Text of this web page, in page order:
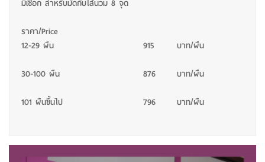
มีเชือก สำหรับมัดกับไส้นวม 8 จุด
ราคา/Price
12-29 ผืน
915 บาท/ผืน
30-100 ผืน 876 บาท/ผืน
101 ผืนขึ้นไป 796 บาท/ผืน